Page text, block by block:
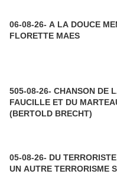
06-08-26- A LA DOUCE
FLORETTE MAES
505-08-26- CHANSON DE
FAUCILLE ET DU
(BERTOLD BRECHT)
05-08-26- DU
UN AUTRE TERRORISME